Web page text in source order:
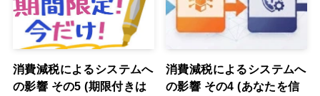
消費減税によるシステムへ
の影響 その5 (期限付きは
消費減税によるシステムへ
の影響 その4 (あなたを信